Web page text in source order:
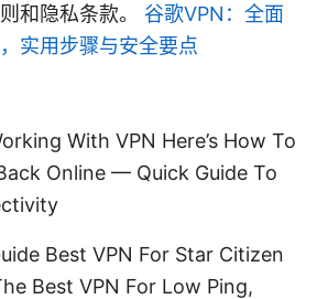
和隐私条款。 谷歌VPN：全面
实用步骤与安全要点
With VPN Here’s How To
Online — Quick Guide To
Best VPN For Star Citizen
Best VPN For Low Ping,